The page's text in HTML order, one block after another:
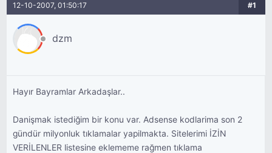
12-10-2007, 01:50:17 #1
dzm
Hayır Bayramlar Arkadaşlar..
Danişmak istediğim bir konu var. Adsense kodlarima son 2
gündür milyonluk tıklamalar yapilmakta. Sitelerimi İZİN
VERİLENLER listesine eklememe rağmen tıklama